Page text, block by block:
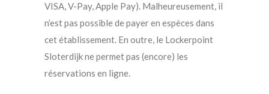
VISA, V-Pay, Apple Pay). Malheureusement, il
n’est pas possible de payer en espèces dans
cet établissement. En outre, le Lockerpoint
Sloterdijk ne permet pas (encore) les
réservations en ligne.